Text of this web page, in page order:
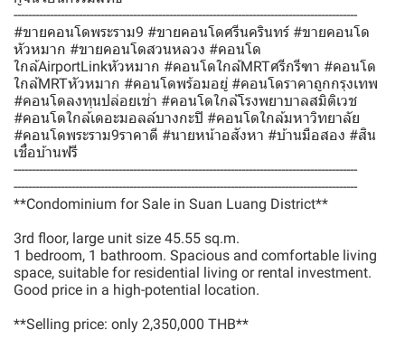
-----------------------------------------------------------------------------------------------
#ขายคอนโดพระราม9 #ขายคอนโดศรีนครินทร์ #ขายคอนโด
หัวหมาก #ขายคอนโดสวนหลวง #คอนโด
ใกล้AirportLinkหัวหมาก #คอนโดใกล้MRTศรีกรีฑา #คอนโด
ใกล้MRTหัวหมาก #คอนโดพร้อมอยู่ #คอนโดราคาถูกกรุงเทพ
#คอนโดลงทุนปล่อยเช่า #คอนโดใกล้โรงพยาบาลสมิติเวช
#คอนโดใกล้เดอะมอลล์บางกะปิ #คอนโดใกล้มหาวิทยาลัย
#คอนโดพระราม9ราคาดี #นายหน้าอสังหา #บ้านมือสอง #สิน
เชื่อบ้านฟรี
-----------------------------------------------------------------------------------------------
-----------------------------------------------------------------------------------------------
**Condominium for Sale in Suan Luang District**
3rd floor, large unit size 45.55 sq.m.
1 bedroom, 1 bathroom. Spacious and comfortable living
space, suitable for residential living or rental investment.
Good price in a high-potential location.
**Selling price: only 2,350,000 THB**